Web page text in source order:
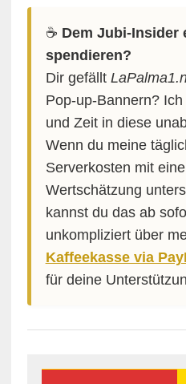
☕️ Dem Jubi-Insider
spendieren?
Dir gefällt
Pop-up-Bannern?
und Zeit in diese
Wenn du meine
Serverkosten mit
Wertschätzung
kannst du das ab
unkompliziert über
Kaffeekasse via
für deine